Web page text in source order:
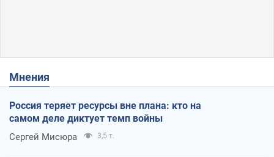
Мнения
Россия теряет ресурсы вне плана: кто на
самом деле диктует темп войны
Сергей Мисюра 3,5 т.